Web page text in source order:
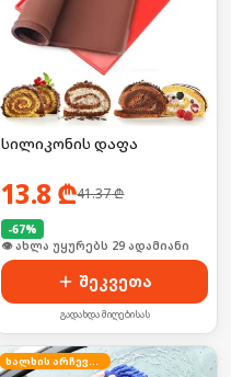
სილიკონის დაფა
13.8 ₾41.37₾
-67%
🛒 ბოლო 24სთ-ში იყიდა 39-მა
შეკვეთა
გადახდა მიღებისას
ხალხის არჩევანი